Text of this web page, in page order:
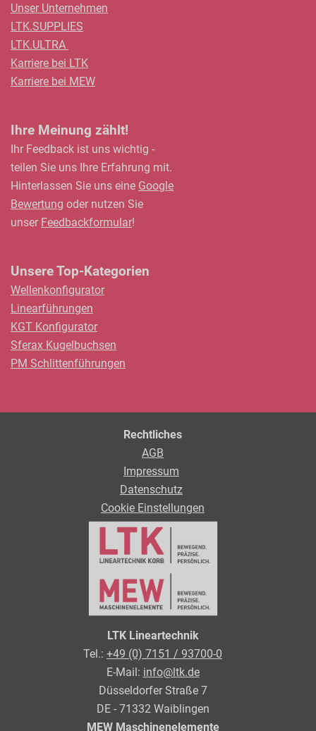
Unser Unternehmen
LTK.SUPPLIES
LTK.ULTRA
Karriere bei LTK
Karriere bei MEW
Ihre Meinung zählt!
Ihr Feedback ist uns wichtig -
teilen Sie uns Ihre Erfahrung mit.
Hinterlassen Sie uns eine Google
Bewertung oder nutzen Sie
unser Feedbackformular!
Unsere Top-Kategorien
Wellenkonfigurator
Linearführungen
KGT Konfigurator
Sferax Kugelbuchsen
PM Schlittenführungen
Rechtliches
AGB
Impressum
Datenschutz
Cookie Einstellungen
LTK Lineartechnik
Tel.: +49 (0) 7151 / 93700-0
E-Mail: info@ltk.de
Düsseldorfer Straße 7
DE - 71332 Waiblingen
MEW Maschinenelemente